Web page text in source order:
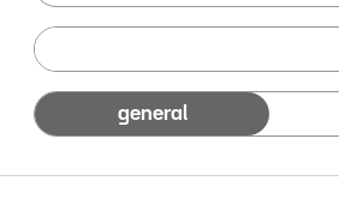
general